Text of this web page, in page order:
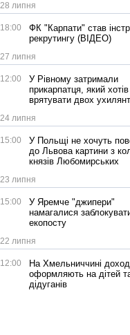
28 липня
18:00
ФК "Карпати" став
рекрутингу (ВІДЕО)
27 липня
12:00
У Рівному затримали
прикарпатця, який хотів
врятувати двох
24 липня
15:00
У Польщі не хочуть
до Львова картини з
князів Любомирських
23 липня
15:00
У Яремче "джипери"
намагалися
екопосту
22 липня
12:00
На Хмельниччині
оформляють на дітей
дідуганів